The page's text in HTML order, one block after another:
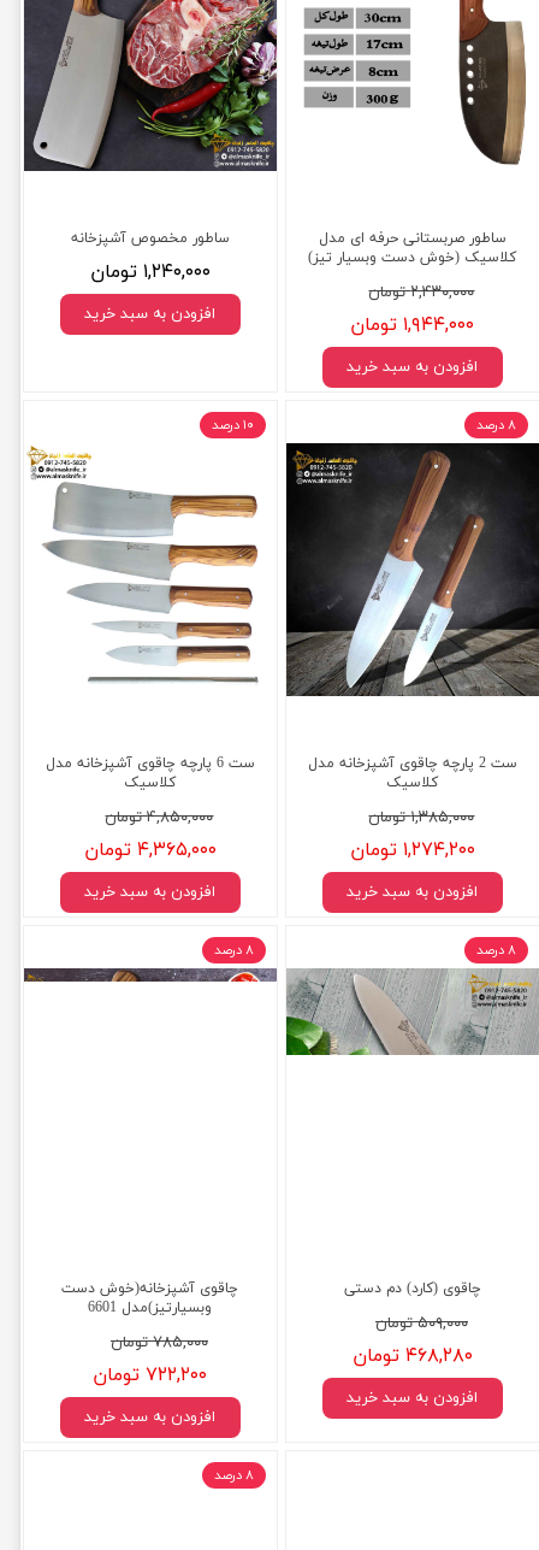
ساطور صربستانی حرفه ای مدل
کلاسیک (خوش دست وبسیار تیز)
۲,۴۳۰,۰۰۰ تومان
۱,۹۴۴,۰۰۰ تومان
افزودن به سبد خرید
ساطور مخصوص آشپزخانه
۱,۲۴۰,۰۰۰ تومان
افزودن به سبد خرید
ست 2 پارچه چاقوی آشپزخانه مدل
کلاسیک
۱,۳۸۵,۰۰۰ تومان
۱,۲۷۴,۲۰۰ تومان
افزودن به سبد خرید
۸ درصد
ست 6 پارچه چاقوی آشپزخانه مدل
کلاسیک
۴,۸۵۰,۰۰۰ تومان
۴,۳۶۵,۰۰۰ تومان
افزودن به سبد خرید
۱۰ درصد
چاقوی (کارد) دم دستی
۵۰۹,۰۰۰ تومان
۴۶۸,۲۸۰ تومان
افزودن به سبد خرید
۸ درصد
چاقوی آشپزخانه(خوش دست
وبسیارتیز)مدل 6601
۷۸۵,۰۰۰ تومان
۷۲۲,۲۰۰ تومان
افزودن به سبد خرید
۸ درصد
۸ درصد